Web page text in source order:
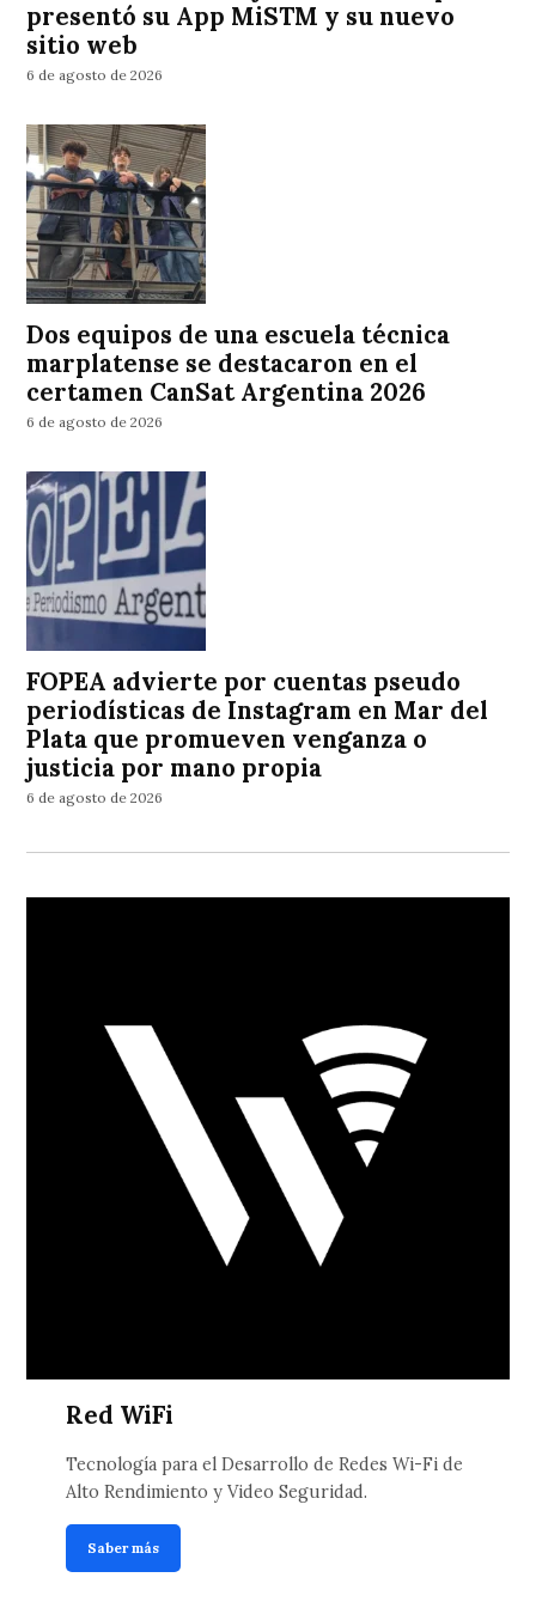
presentó su App MiSTM y su nuevo
sitio web
6 de agosto de 2026
Dos equipos de una escuela técnica
marplatense se destacaron en el
certamen CanSat Argentina 2026
6 de agosto de 2026
FOPEA advierte por cuentas pseudo
periodísticas de Instagram en Mar del
Plata que promueven venganza o
justicia por mano propia
6 de agosto de 2026
Red WiFi
Tecnología para el Desarrollo de Redes Wi-Fi de
Alto Rendimiento y Video Seguridad.
Saber más